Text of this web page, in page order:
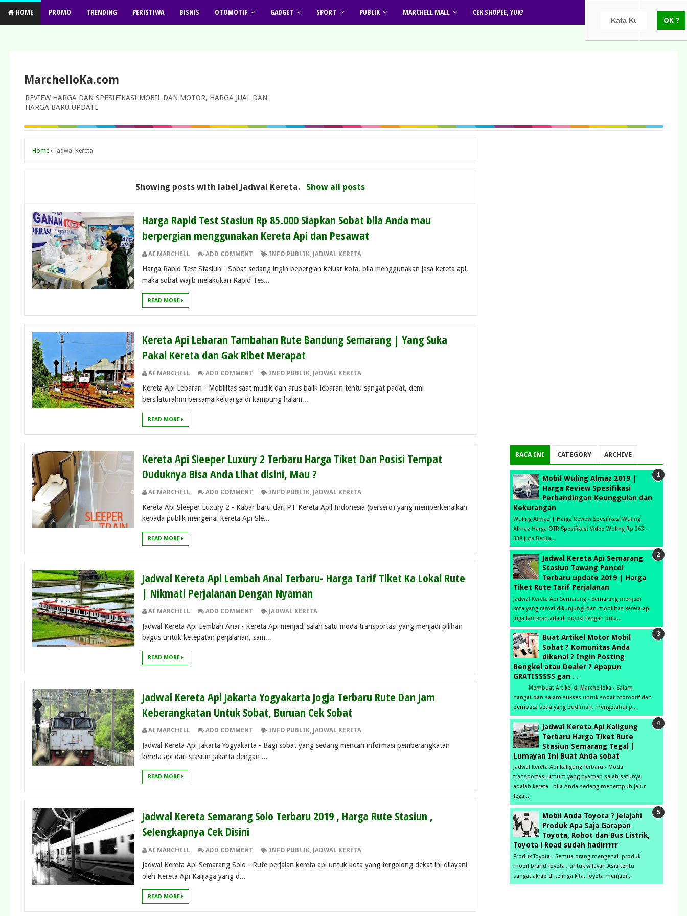
HOME PROMO TRENDING PERISTIWA BISNIS OTOMOTIF GADGET SPORT PUBLIK MARCHELL MALL CEK SHOPEE, YUK?
MarchelloKa.com
REVIEW HARGA DAN SPESIFIKASI MOBIL DAN MOTOR, HARGA JUAL DAN
HARGA BARU UPDATE
Home » Jadwal Kereta
Showing posts with label Jadwal Kereta. Show all posts
Harga Rapid Test Stasiun Rp 85.000 Siapkan Sobat bila Anda mau
berpergian menggunakan Kereta Api dan Pesawat
AI MARCHELL ADD COMMENT INFO PUBLIK JADWAL KERETA
Harga Rapid Test Stasiun - Sobat sedang ingin bepergian keluar kota, bila menggunakan jasa kereta api,
maka sobat wajib melakukan Rapid Tes...
READ MORE
Kereta Api Lebaran Tambahan Rute Bandung Semarang | Yang Suka
Pakai Kereta dan Gak Ribet Merapat
AI MARCHELL ADD COMMENT INFO PUBLIK, JADWAL KERETA
Kereta Api Lebaran - Mobilitas saat mudik dan arus balik lebaran tentu sangat padat, demi
bersilaturahmi bersama keluarga di kampung halam...
READ MORE
Kereta Api Sleeper Luxury 2 Terbaru Harga Tiket Dan Posisi Tempat
Duduknya Bisa Anda Lihat disini, Mau ?
AI MARCHELL ADD COMMENT INFO PUBLIK, JADWAL KERETA
Kereta Api Sleeper Luxury 2 - Kabar baru dari PT Kereta Apil Indonesia (persero) yang memperkenalkan
kepada publik mengenai Kereta Api Sle...
READ MORE
Jadwal Kereta Api Lembah Anai Terbaru- Harga Tarif Tiket Ka Lokal Rute
| Nikmati Perjalanan Dengan Nyaman
AI MARCHELL ADD COMMENT JADWAL KERETA
Jadwal Kereta Api Lembah Anai - Kereta Api menjadi salah satu moda transportasi yang menjadi pilihan
bagus untuk ketepatan perjalanan, sam...
READ MORE
Jadwal Kereta Api Jakarta Yogyakarta Jogja Terbaru Rute Dan Jam
Keberangkatan Untuk Sobat, Buruan Cek Sobat
AI MARCHELL ADD COMMENT INFO PUBLIK, JADWAL KERETA
Jadwal Kereta Api Jakarta Yogyakarta - Bagi sobat yang sedang mencari informasi pemberangkatan
kereta api dari stasiun Jakarta dengan ...
READ MORE
Jadwal Kereta Semarang Solo Terbaru 2019 , Harga Rute Stasiun ,
Selengkapnya Cek Disini
AI MARCHELL ADD COMMENT INFO PUBLIK JADWAL KERETA
Jadwal Kereta Api Semarang Solo - Rute perjalan kereta api untuk kota yang tergolong dekat ini dilayani
oleh Kereta Api Kalijaga yang d...
READ MORE
BACA INI CATEGORY ARCHIVE
Mobil Wuling Almaz 2019 |
Harga Review Spesifikasi
Perbandingan Keunggulan dan
Kekurangan
Wuling Almaz | Harga Review Spesifikasi Wuling
Almaz Harga OTR Spesifikasi Video Wuling Rp 263 -
338 Juta Berita...
Jadwal Kereta Api Semarang
Stasiun Tawang Poncol
Terbaru update 2019 | Harga
Tiket Rute Tarif Perjalanan
Jadwal Kereta Api Semarang - Semarang menjadi
kota yang ramai dikunjungi dan mobilitas kereta api
juga lantaran ada di posisi tengah pula...
Buat Artikel Motor Mobil
Sobat ? Komunitas Anda
dikenal ? Ingin Posting
Bengkel atau Dealer ? Apapun
GRATISSSSS gan . .
Membuat Artikel di Marchelloka - Salam
hangat dan salam sukses untuk sobat otomotif dan
pembaca setia yang budiman, mengetahui p...
Jadwal Kereta Api Kaligung
Terbaru Harga Tiket Rute
Stasiun Semarang Tegal |
Lumayan Ini Buat Anda sobat
Jadwal Kereta Api Kaligung Terbaru - Moda
transportasi umum yang nyaman salah satunya
adalah kereta bila Anda sedang menempuh jalur
Tega...
Mobil Anda Toyota ? Jelajahi
Produk Apa Saja Garapan
Toyota, Robot dan Bus Listrik,
Toyota i Road sudah hadirrrrr
Produk Toyota - Semua orang mengenal produk
mobil brand Toyota , untuk wilayah Asia tentu
sangat akrab di telinga kita. Toyota menjadi...